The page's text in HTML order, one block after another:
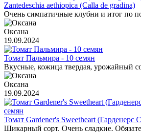
Zantedeschia aethiopica (Calla de gradina)
Очень симпатичные клубни и итог по
Оксана
19.09.2024
Томат Пальмира - 10 семян
Вкусные, кожица твердая, урожайный
Оксана
19.09.2024
Томат Gardener's Sweetheart (Гарденерс
Шикарный сорт. Очень сладкие.